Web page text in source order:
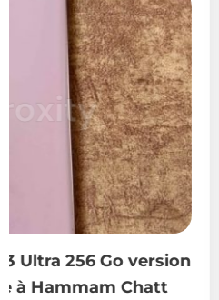
Samsung Galaxy
vendre à M’saken